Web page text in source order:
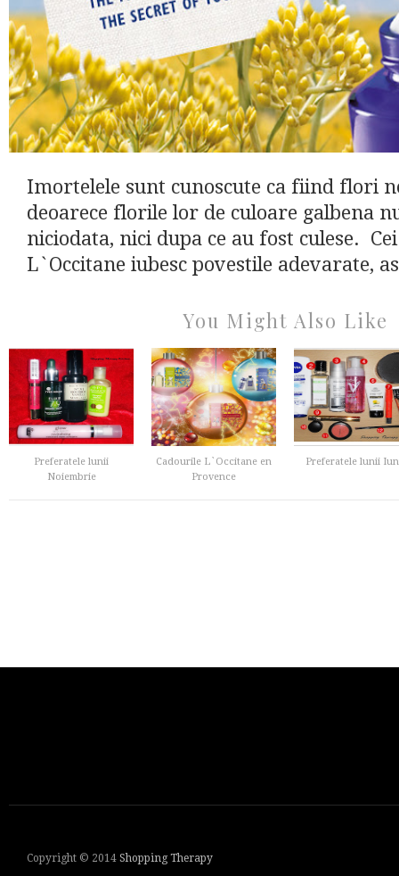
Imortelele sunt cunoscute ca fiind flori
deoarece florile lor de culoare galbena
niciodata, nici dupa ce au fost culese.
L`Occitane iubesc povestile adevarate,
You Might Also Like
Preferatele lunii
Noiembrie
Cadourile L`Occitane en
Provence
Preferatele lunii
Copyright © 2014 Shopping Therapy